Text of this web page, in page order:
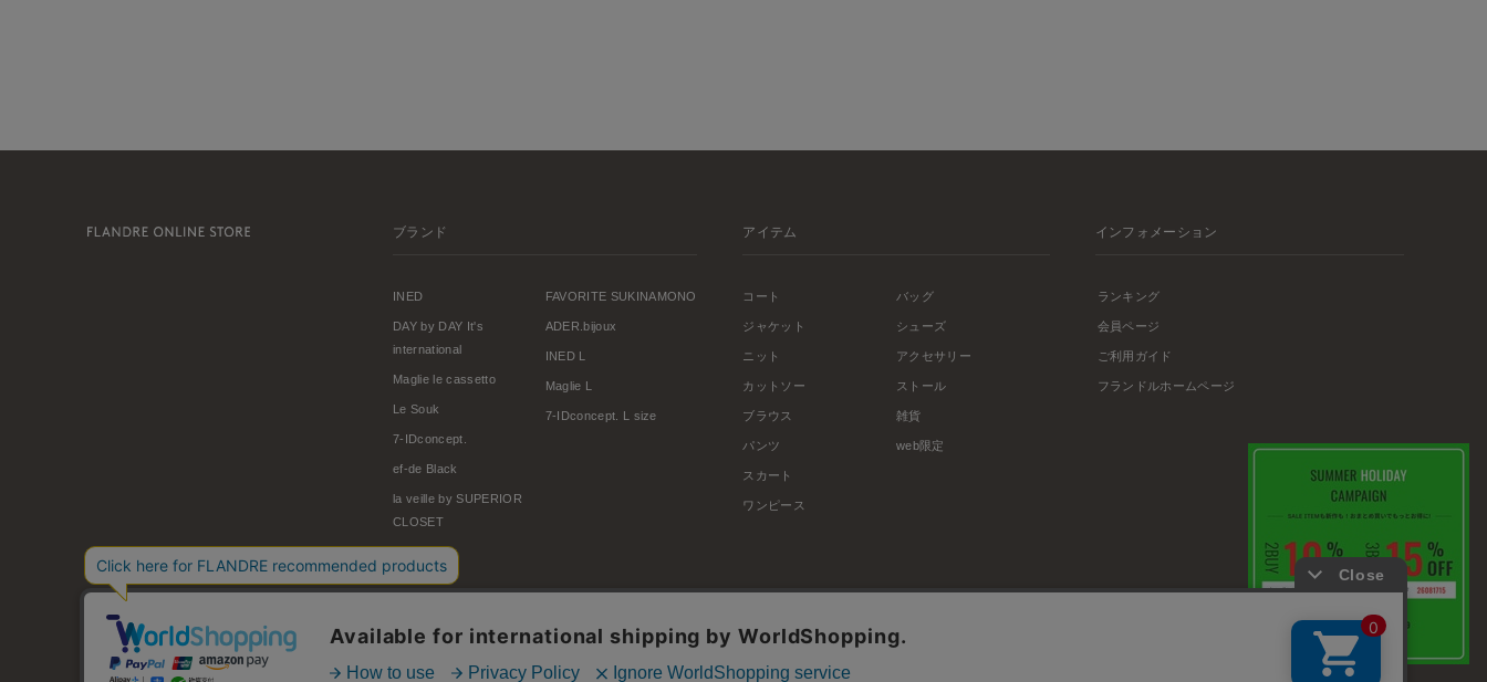
ブランド
INED
DAY by DAY It's
international
Maglie le cassetto
Le Souk
7-IDconcept.
ef-de Black
la veille by SUPERIOR
CLOSET
FAVORITE SUKINAMONO
ADER.bijoux
INED L
Maglie L
7-IDconcept. L size
アイテム
コート
ジャケット
ニット
カットソー
ブラウス
パンツ
スカート
ワンピース
バッグ
シューズ
アクセサリー
ストール
雑貨
web限定
インフォメーション
ランキング
会員ページ
ご利用ガイド
フランドルホームページ
© FLANDRE CO., LTD.